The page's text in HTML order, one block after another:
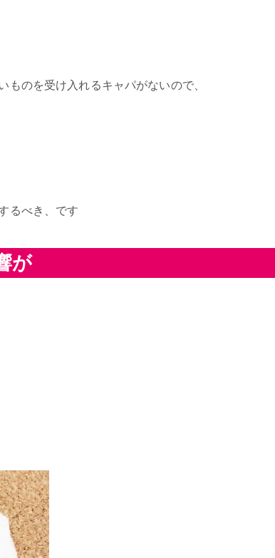
ものを受け入れるキャパがないので、
るべき、です
が